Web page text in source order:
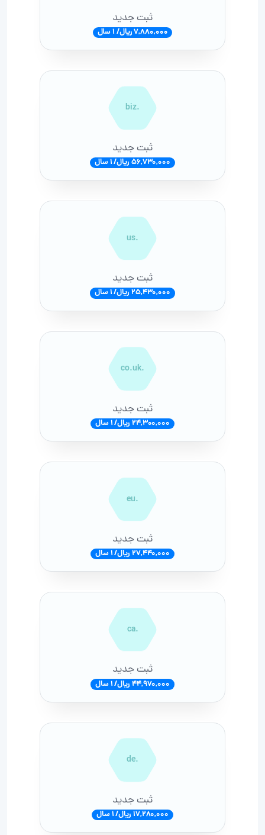
ثبت جدید
7,880,000 ریال/ 1 سال
.biz
ثبت جدید
56,730,000 ریال/ 1 سال
.us
ثبت جدید
25,430,000 ریال/ 1 سال
.co.uk
ثبت جدید
24,300,000 ریال/ 1 سال
.eu
ثبت جدید
27,440,000 ریال/ 1 سال
.ca
ثبت جدید
44,970,000 ریال/ 1 سال
.de
ثبت جدید
17,280,000 ریال/ 1 سال